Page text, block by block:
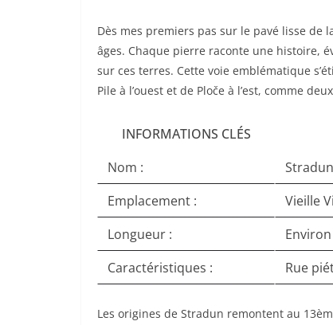
Dès mes premiers pas sur le pavé lisse de
âges. Chaque pierre raconte une histoire,
sur ces terres. Cette voie emblématique
Pile à l’ouest et de Ploče à l’est, comme
INFORMATIONS CLÉS
Nom :
Emplacement :
Vieille
Longueur :
Caractéristiques :
Rue
Les origines de Stradun remontent au